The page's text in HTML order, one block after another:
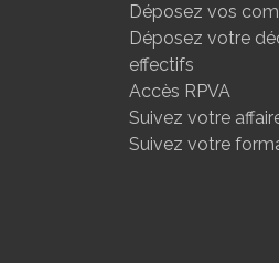
Déposez vos
Déposez votre
effectifs
Accès RPVA
Suivez votre
Suivez votre